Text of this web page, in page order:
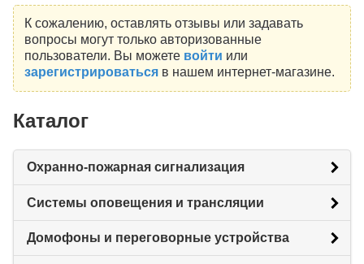
К сожалению, оставлять отзывы или задавать
вопросы могут только авторизованные
пользователи. Вы можете войти или
зарегистрироватьсяв нашем интернет-магазине.
Каталог
Охранно-пожарная сигнализация
Системы оповещения и трансляции
Домофоны и переговорные устройства